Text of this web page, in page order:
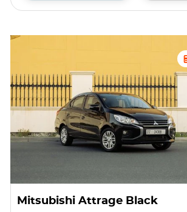
Mitsubishi Attrage Black